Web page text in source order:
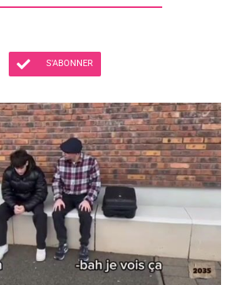
S'ABONNER